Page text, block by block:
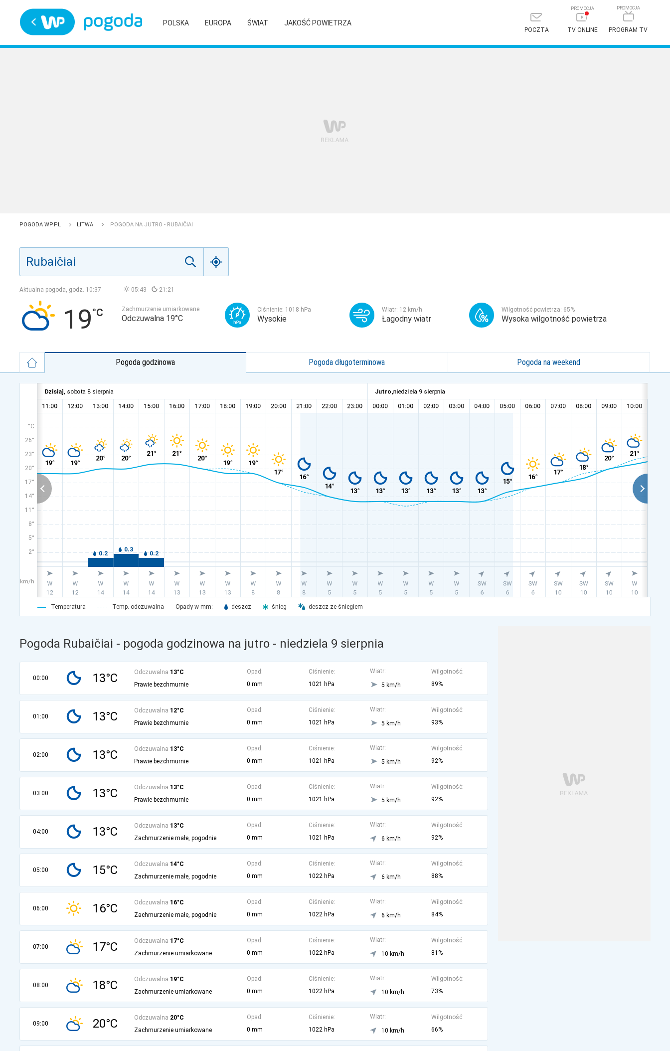
POLSKA EUROPA ŚWIAT JAKOŚĆ POWIETRZA
POCZTA TV ONLINE PROGRAM TV
POGODA WP.PL LITWA POGODA NA JUTRO - RUBAIČIAI
Aktualna pogoda, godz. 10:37 05:43 21:21
19 Zachmurzenie umiarkowane
Odczuwalna 19°C
Ciśnienie: 1018 hPa
Wysokie
Wiatr: 12 km/h
Łagodny wiatr
Wilgotność powietrza: 65%
Wysoka wilgotność powietrza
Pogoda godzinowa Pogoda długoterminowa Pogoda na weekend
°C
26°
23°
20°
17°
14°
11°
8°
5°
2°
km/h
Temperatura Temp. odczuwalna Opady w mm: deszcz śnieg deszcz ze śniegiem
Pogoda Rubaičiai - pogoda godzinowa na jutro - niedziela 9 sierpnia
00:00 13°C Odczuwalna 13°C
Prawie bezchmurnie
Opad:
0 mm
Ciśnienie:
1021 hPa
Wiatr:
5 km/h
Wilgotność:
89%
01:00 13°C Odczuwalna 12°C
Prawie bezchmurnie
Opad:
0 mm
Ciśnienie:
1021 hPa
Wiatr:
5 km/h
Wilgotność:
93%
02:00 13°C Odczuwalna 13°C
Prawie bezchmurnie
Opad:
0 mm
Ciśnienie:
1021 hPa
Wiatr:
5 km/h
Wilgotność:
92%
03:00 13°C Odczuwalna 13°C
Prawie bezchmurnie
Opad:
0 mm
Ciśnienie:
1021 hPa
Wiatr:
5 km/h
Wilgotność:
92%
04:00 13°C Odczuwalna 13°C
Zachmurzenie małe, pogodnie
Opad:
0 mm
Ciśnienie:
1021 hPa
Wiatr:
6 km/h
Wilgotność:
92%
05:00 15°C Odczuwalna 14°C
Zachmurzenie małe, pogodnie
Opad:
0 mm
Ciśnienie:
1022 hPa
Wiatr:
6 km/h
Wilgotność:
88%
06:00 16°C Odczuwalna 16°C
Zachmurzenie małe, pogodnie
Opad:
0 mm
Ciśnienie:
1022 hPa
Wiatr:
6 km/h
Wilgotność:
84%
07:00 17°C Odczuwalna 17°C
Zachmurzenie umiarkowane
Opad:
0 mm
Ciśnienie:
1022 hPa
Wiatr:
10 km/h
Wilgotność:
81%
08:00 18°C Odczuwalna 19°C
Zachmurzenie umiarkowane
Opad:
0 mm
Ciśnienie:
1022 hPa
Wiatr:
10 km/h
Wilgotność:
73%
09:00 20°C Odczuwalna 20°C
Zachmurzenie umiarkowane
Opad:
0 mm
Ciśnienie:
1022 hPa
Wiatr:
10 km/h
Wilgotność:
66%